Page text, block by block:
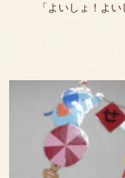
「よいしょ！よ